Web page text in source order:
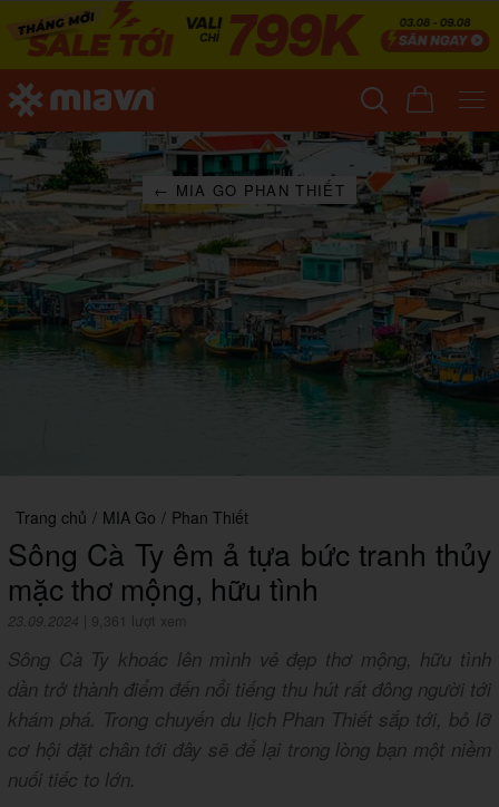
← MIA GO PHAN THIẾT
Trang chủ / MIA Go / Phan Thiết
Sông Cà Ty êm ả tựa bức tranh thủy
mặc thơ mộng, hữu tình
23.09.2024 9,361 lượt xem
Sông Cà Ty khoác lên mình vẻ đẹp thơ mộng, hữu tình
dần trở thành điểm đến nổi tiếng thu hút rất đông người tới
khám phá. Trong chuyến du lịch Phan Thiết sắp tới, bỏ lỡ
cơ hội đặt chân tới đây sẽ để lại trong lòng bạn một niềm
nuối tiếc to lớn.